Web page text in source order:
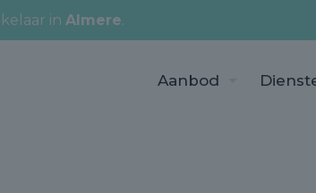
in Almere.
Aanbod